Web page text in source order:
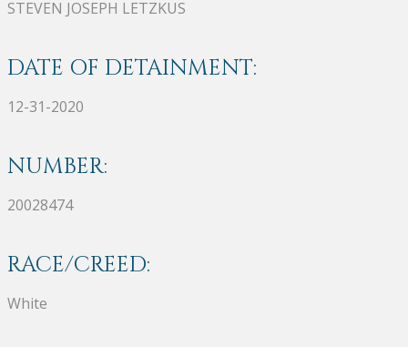
STEVEN JOSEPH LETZKUS
DATE OF DETAINMENT:
12-31-2020
NUMBER:
20028474
RACE/CREED:
White